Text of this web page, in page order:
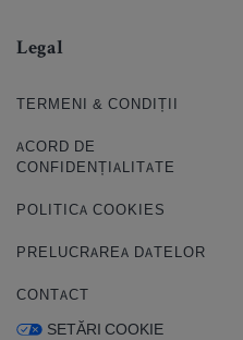
Legal
TERMENI & CONDIȚII
ACORD DE
CONFIDENȚIALITATE
POLITICA COOKIES
PRELUCRAREA DATELOR
CONTACT
SETĂRI COOKIE